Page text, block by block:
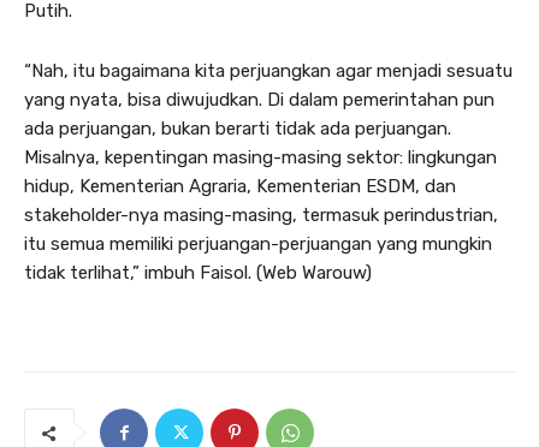
Putih.
“Nah, itu bagaimana kita perjuangkan agar menjadi sesuatu
yang nyata, bisa diwujudkan. Di dalam pemerintahan pun
ada perjuangan, bukan berarti tidak ada perjuangan.
Misalnya, kepentingan masing-masing sektor: lingkungan
hidup, Kementerian Agraria, Kementerian ESDM, dan
stakeholder-nya masing-masing, termasuk perindustrian,
itu semua memiliki perjuangan-perjuangan yang mungkin
tidak terlihat,” imbuh Faisol. (Web Warouw)